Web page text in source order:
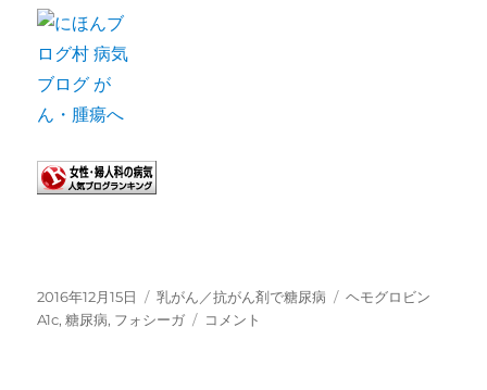
投
稿
2016年12月15日
カ
テ
乳がん／抗がん剤で糖尿病
タ
ヘモグロビン
A1c,糖尿病, フォシーガ
ヘ
コメント